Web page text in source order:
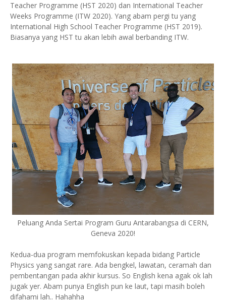
Teacher Programme (HST 2020) dan International Teacher
Weeks Programme (ITW 2020). Yang abam pergi tu yang
International High School Teacher Programme (HST 2019).
Biasanya yang HST tu akan lebih awal berbanding ITW.
Peluang Anda Sertai Program Guru Antarabangsa di CERN,
Geneva 2020!
Kedua-dua program memfokuskan kepada bidang Particle
Physics yang sangat rare. Ada bengkel, lawatan, ceramah dan
pembentangan pada akhir kursus. So English kena agak ok lah
jugak yer. Abam punya English pun ke laut, tapi masih boleh
difahami lah.. Hahahha